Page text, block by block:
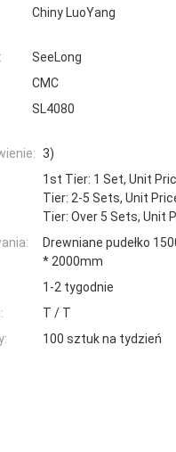
Chiny LuoYang
SeeLong
CMC
SL4080
3)
1st Tier: 1 Set, Unit
Tier: 2-5 Sets, Unit
Tier: Over 5 Sets, Unit
Drewniane pudełko
* 2000mm
1-2 tygodnie
T / T
100 sztuk na tydzień